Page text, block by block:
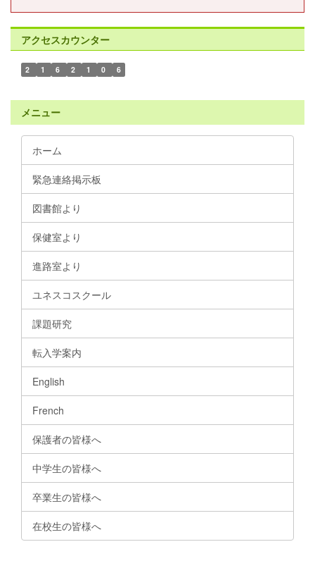
アクセスカウンター
2 1 6 2 1 0 6
メニュー
ホーム
緊急連絡掲示板
図書館より
保健室より
進路室より
ユネスコスクール
課題研究
転入学案内
English
French
保護者の皆様へ
中学生の皆様へ
卒業生の皆様へ
在校生の皆様へ